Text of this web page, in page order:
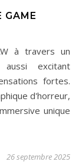
GAME
excitant
fortes.
d'horreur,
unique
26 septembre 2025